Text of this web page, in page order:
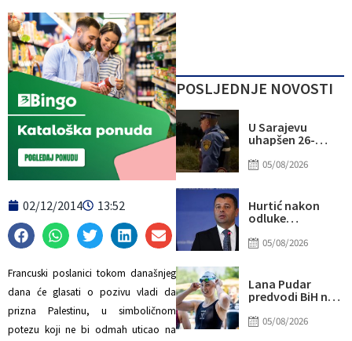
02/12/2014 13:52
Francuski poslanici tokom današnjeg
dana će glasati o pozivu vladi da
prizna Palestinu, u simboličnom
potezu koji ne bi odmah uticao na
POSLJEDNJE NOVOSTI
U Sarajevu
uhapšen 26-
muškarac zbog
05/08/2026
Hurtić nakon
odluke
Čekam izvinjenje
sprijeda ili
sazada
05/08/2026
Lana Pudar
predvodi BiH na
prvenstvu: U
05/08/2026